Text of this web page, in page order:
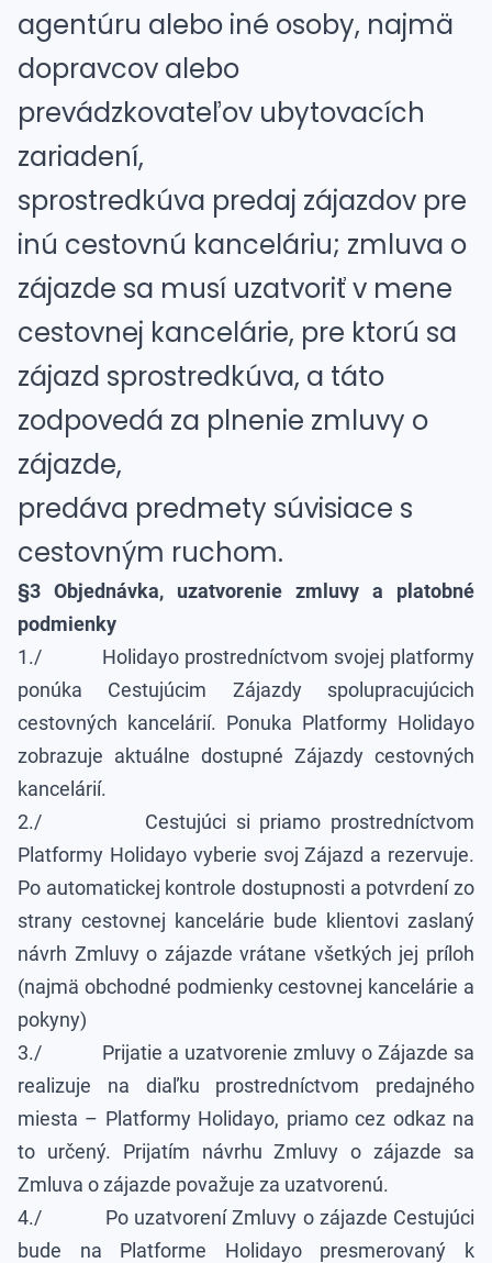
agentúru alebo iné osoby, najmä
dopravcov alebo
prevádzkovateľov ubytovacích
zariadení,
sprostredkúva predaj zájazdov pre
inú cestovnú kanceláriu; zmluva o
zájazde sa musí uzatvoriť v mene
cestovnej kancelárie, pre ktorú sa
zájazd sprostredkúva, a táto
zodpovedá za plnenie zmluvy o
zájazde,
predáva predmety súvisiace s
cestovným ruchom.
§3 Objednávka, uzatvorenie zmluvy a platobné
podmienky
1./ Holidayo prostredníctvom svojej platformy
ponúka Cestujúcim Zájazdy spolupracujúcich
cestovných kancelárií. Ponuka Platformy Holidayo
zobrazuje aktuálne dostupné Zájazdy cestovných
kancelárií.
2./ Cestujúci si priamo prostredníctvom
Platformy Holidayo vyberie svoj Zájazd a rezervuje.
Po automatickej kontrole dostupnosti a potvrdení zo
strany cestovnej kancelárie bude klientovi zaslaný
návrh Zmluvy o zájazde vrátane všetkých jej príloh
(najmä obchodné podmienky cestovnej kancelárie a
pokyny)
3./ Prijatie a uzatvorenie zmluvy o Zájazde sa
realizuje na diaľku prostredníctvom predajného
miesta – Platformy Holidayo, priamo cez odkaz na
to určený. Prijatím návrhu Zmluvy o zájazde sa
Zmluva o zájazde považuje za uzatvorenú.
4./ Po uzatvorení Zmluvy o zájazde Cestujúci
bude na Platforme Holidayo presmerovaný k